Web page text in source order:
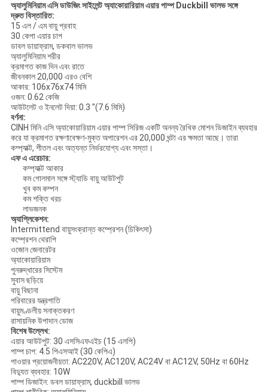
অ্যালুমিনিয়াম এসি ডাউজিং সাইলেন্ট অ্যাকোয়ারিয়াম এয়ার পাম্প Duckbill ভালভ সঙ্গে
দ্রুত বিস্তারিত:
15 এল / এম বায়ু প্রবাহ
30 কেপা এয়ার চাপ
ডাবল ডায়াফ্রাম, ডকবাল ভালভ
অ্যালুমিনিয়াম শরীর
ক্রমাগত কাজ দিন এবং রাতে
জীবনকাল 20,000 এরও বেশি
আকার: 106x76x74 মিমি
ওজন: 0.62 কেজি
আউটলেট ও ​​ইনলেট দিয়া: 0.3 "(7.6 মিমি)
বর্ণনা:
CINH মিনি এসি অ্যাকোয়ারিয়াম এয়ার পাম্প সিরিজ একটি অনন্য রৈখিক মোশন ডিজাইন ব্যবহার
করে যা ক্রমাগত রক্ষণাবেক্ষণ-মুক্ত অপারেশন এর 20,000 ঘন্টা এর ক্ষমতা আছে। তারা
কম্প্যাক্ট, শীতল এবং অত্যন্ত নির্ভরযোগ্য এবং সস্তা।
এফএএরেচার:
কম্প্যাক্ট আকার
কম গোলমাল সঙ্গে স্ট্যাডি বায়ু আউটপুট
খুব কম কম্পন
কম শক্তি খরচ
লাভজনক
অ্যাপ্লিকেশন:
Intermittend বায়ুসংক্রান্ত কম্প্রেশন (চিকিৎসা)
কম্প্রেশন থেরাপি
ওজোন জেনারেটর
অ্যাকোয়ারিয়াম
পুনরুদ্ধারের সিস্টেম
সুবাস ছড়িয়ে
বায়ু বিছানা
পরিবারের যন্ত্রপাতি
বায়ুমণ্ডলীয় সনাক্তকরণ
রাসায়নিক উপাদান ডোজ
বিশেষ উল্লেখ:
এয়ার আউটপুট: 30 এসসিএফএইচ (15 এলপি)
পাম্প চাপ: 4.5 পিএসআই (30 কেপিএ)
পাওয়ার প্রয়োজনীয়তা: AC220V, AC120V, AC24V বা AC12V, 50Hz বা 60Hz
বিদ্যুত ব্যবহার: 10W
পাম্প ডিজাইন: ডবল ডায়াফ্রাম, duckbill ভালভ